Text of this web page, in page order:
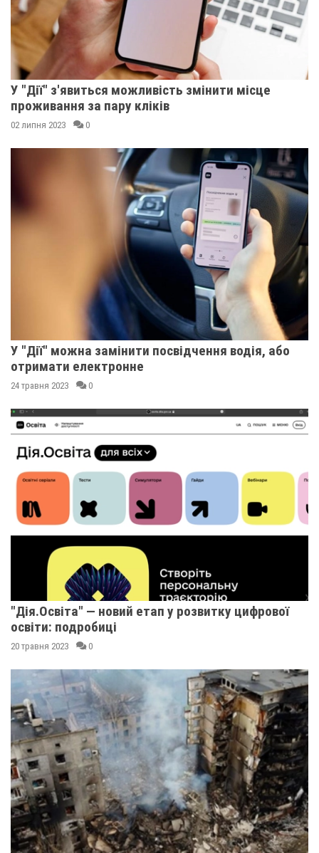
У "Дії" з'явиться можливість змінити місце
проживання за пару кліків
02 липня 2023 0
У "Дії" можна замінити посвідчення водія, або
отримати електронне
24 травня 2023 0
"Дія.Освіта" — новий етап у розвитку цифрової
освіти: подробиці
20 травня 2023 0